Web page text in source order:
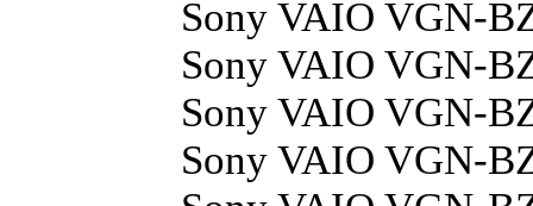
Sony VAIO VGN-
Sony VAIO VGN-
Sony VAIO VGN-
Sony VAIO VGN-